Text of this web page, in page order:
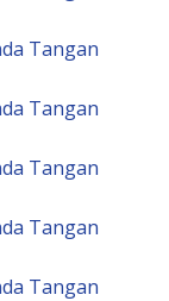
Tangan
Tangan
Tangan
Tangan
Tangan